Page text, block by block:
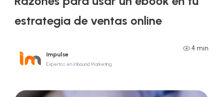
estrategia de ventas online
Impulse
Expertos en Inbound Marketing
4 min